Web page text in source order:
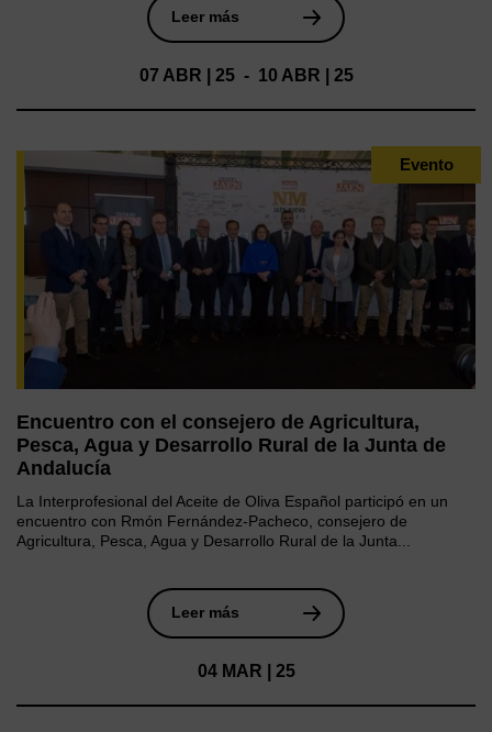
Leer más
07 ABR | 25 - 10 ABR | 25
Evento
Encuentro con el consejero de Agricultura,
Pesca, Agua y Desarrollo Rural de la Junta de
Andalucía
La Interprofesional del Aceite de Oliva Español participó en un
encuentro con Rmón Fernández-Pacheco, consejero de
Agricultura, Pesca, Agua y Desarrollo Rural de la Junta...
Leer más
04 MAR | 25